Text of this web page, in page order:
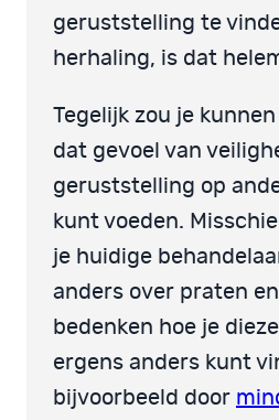
geruststelling te
herhaling, is dat
Tegelijk zou je
dat gevoel van
geruststelling op
kunt voeden.
je huidige
anders over praten
bedenken hoe je
ergens anders kunt
bijvoorbeeld door